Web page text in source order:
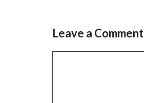
Leave a Comment